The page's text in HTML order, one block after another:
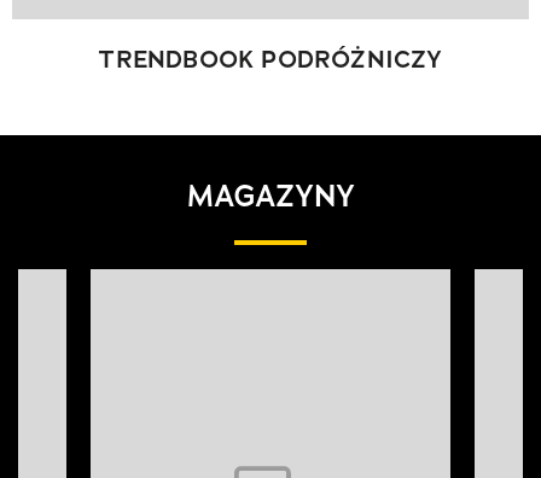
TRENDBOOK PODRÓŻNICZY
MAGAZYNY